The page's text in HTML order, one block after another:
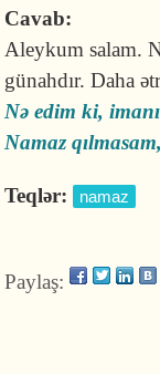
Cavab:
Aleykum salam.
günahdır. Daha
Nə edim ki,
Namaz
Teqlər: namaz
Paylaş: